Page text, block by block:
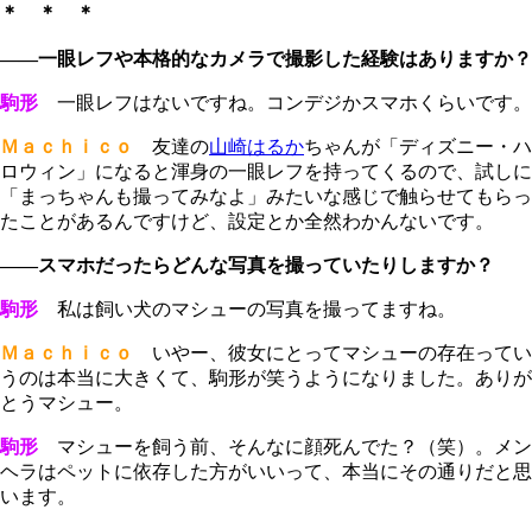
＊ ＊ ＊
――一眼レフや本格的なカメラで撮影した経験はありますか？
駒形 一眼レフはないですね。コンデジかスマホくらいです。
Ｍａｃｈｉｃｏ 友達の山崎はるかちゃんが「ディズニー・ハ
ロウィン」になると渾身の一眼レフを持ってくるので、試しに
「まっちゃんも撮ってみなよ」みたいな感じで触らせてもらっ
たことがあるんですけど、設定とか全然わかんないです。
――スマホだったらどんな写真を撮っていたりしますか？
駒形 私は飼い犬のマシューの写真を撮ってますね。
Ｍａｃｈｉｃｏ
いやー、彼女にとってマシューの存在ってい
うのは本当に大きくて、駒形が笑うようになりました。ありが
とうマシュー。
駒形 マシューを飼う前、そんなに顔死んでた？（笑）。メン
ヘラはペットに依存した方がいいって、本当にその通りだと思
います。